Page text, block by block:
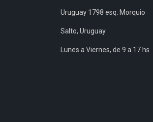
Uruguay 1798 esq. Morquio
Salto, Uruguay
Lunes a Viernes, de 9 a 17 hs